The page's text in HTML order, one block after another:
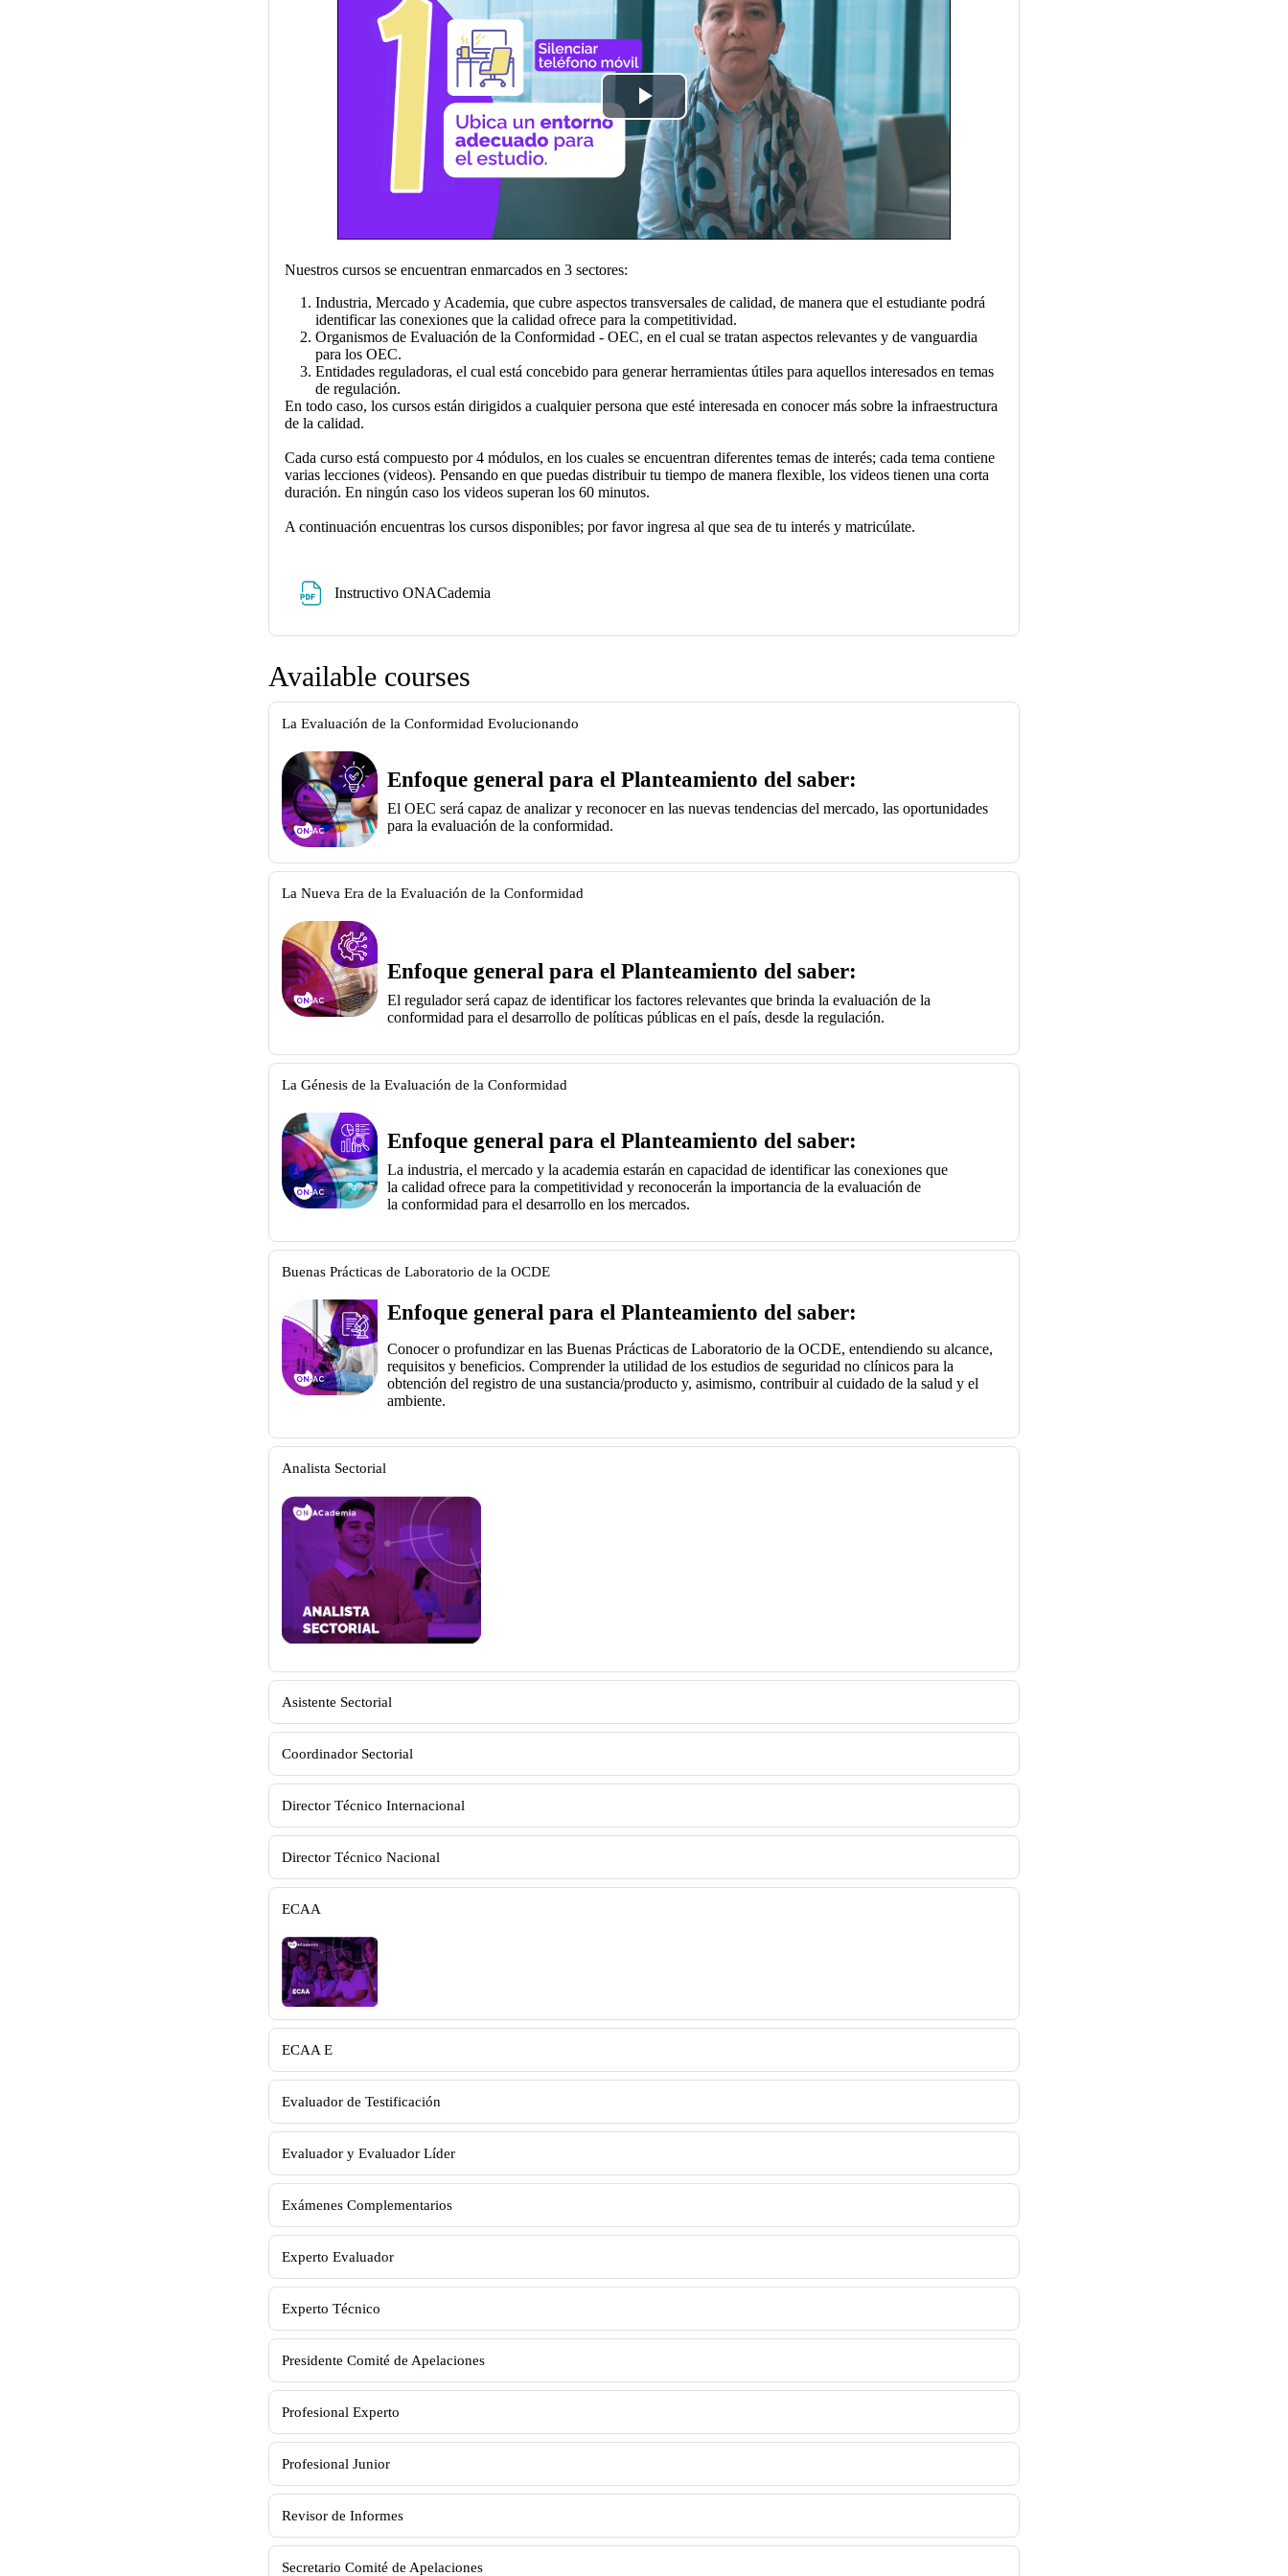
Play
Video
Nuestros cursos se encuentran enmarcados en 3 sectores:
Industria, Mercado y Academia, que cubre aspectos transversales de calidad, de manera que el estudiante podrá
identificar las conexiones que la calidad ofrece para la competitividad.
Organismos de Evaluación de la Conformidad - OEC, en el cual se tratan aspectos relevantes y de vanguardia
para los OEC.
Entidades reguladoras, el cual está concebido para generar herramientas útiles para aquellos interesados en temas
de regulación.
En todo caso, los cursos están dirigidos a cualquier persona que esté interesada en conocer más sobre la infraestructura
de la calidad.
Cada curso está compuesto por 4 módulos, en los cuales se encuentran diferentes temas de interés; cada tema contiene
varias lecciones (videos). Pensando en que puedas distribuir tu tiempo de manera flexible, los videos tienen una corta
duración. En ningún caso los videos superan los 60 minutos.
A continuación encuentras los cursos disponibles; por favor ingresa al que sea de tu interés y matricúlate.
Instructivo ONACademia
Available courses
La Evaluación de la Conformidad Evolucionando
Enfoque general para el Planteamiento del saber:
El OEC será capaz de analizar y reconoceren las nuevas tendencias del mercado, las oportunidades
para la evaluación de la conformidad.
La Nueva Era de la Evaluación de la Conformidad
Enfoque general para el Planteamiento del saber:
El regulador será capaz de identificar los factores relevantes que brinda la evaluación de la
conformidad para el desarrollo de políticas públicas en el país, desde la regulación.
La Génesis de la Evaluación de la Conformidad
Enfoque general para el Planteamiento del saber:
La industria, el mercado y la academia estarán en capacidad de identificar las conexiones que
la calidad ofrece para la competitividad y reconocerán la importancia de la evaluación de
la conformidad para el desarrollo en los mercados.
Buenas Prácticas de Laboratorio de la OCDE
Enfoque general para el Planteamiento del saber:
Conocer o profundizar en las Buenas Prácticas de Laboratorio de la OCDE, entendiendo su alcance,
requisitos y beneficios. Comprender la utilidad de los estudios de seguridad no clínicos para la
obtención del registro de una sustancia/producto y, asimismo, contribuir al cuidado de la salud y el
ambiente.
Analista Sectorial
Asistente Sectorial
Coordinador Sectorial
Director Técnico Internacional
Director Técnico Nacional
ECAA
ECAA E
Evaluador de Testificación
Evaluador y Evaluador Líder
Exámenes Complementarios
Experto Evaluador
Experto Técnico
Presidente Comité de Apelaciones
Profesional Experto
Profesional Junior
Revisor de Informes
Secretario Comité de Apelaciones